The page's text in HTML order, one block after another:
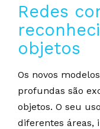
Redes
objetos
Os novos
profundas são
objetos. O seu
diferentes áreas,